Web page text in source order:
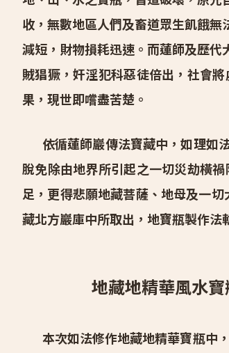
收，無數地區人們及畜道眾生飢餓
減短，財物損耗迅速。而蓮師及歷
賊猖獗，奸淫犯科惡徒倍出，社會
果，現世即嚐盡苦楚。
依循蓮師巖傳法寶藏中，如理如
脫免除由地界所引起之一切災劫橫
足，更得悲願地藏菩薩、地母及一
藏北方巖庫中所取出，地寶瓶製作法
地藏地精華風水
本次如法修作地藏地精華寶瓶中